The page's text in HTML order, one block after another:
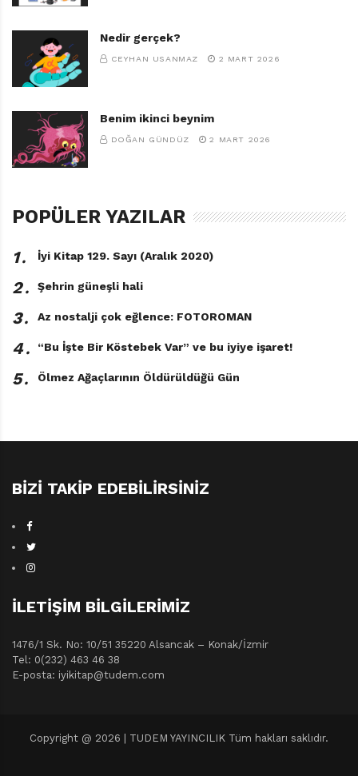
Nedir gerçek?
CEYHAN USANMAZ 2 MART 2026
Benim ikinci beynim
DOĞAN GÜNDÜZ 2 MART 2026
POPÜLER YAZILAR
1․ İyi Kitap 129. Sayı (Aralık 2020)
2․ Şehrin güneşli hali
3․ Az nostalji çok eğlence: FOTOROMAN
4․ “Bu İşte Bir Köstebek Var” ve bu iyiye işaret!
5․ Ölmez Ağaçlarının Öldürüldüğü Gün
BIZI TAKIP EDEBILIRSINIZ
İLETIŞIM BILGILERIMIZ
1476/1 Sk. No: 10/51 35220 Alsancak – Konak/İzmir
Tel: 0(232) 463 46 38
E-posta: iyikitap@tudem.com
Copyright @ 2026 | TUDEM YAYINCILIK Tüm hakları saklıdır.